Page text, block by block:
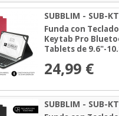
SUBBLIM - SUB-
Funda con
Keytab Pro
Tablets de 9.6"-
24,99 €
SUBBLIM - SUB-